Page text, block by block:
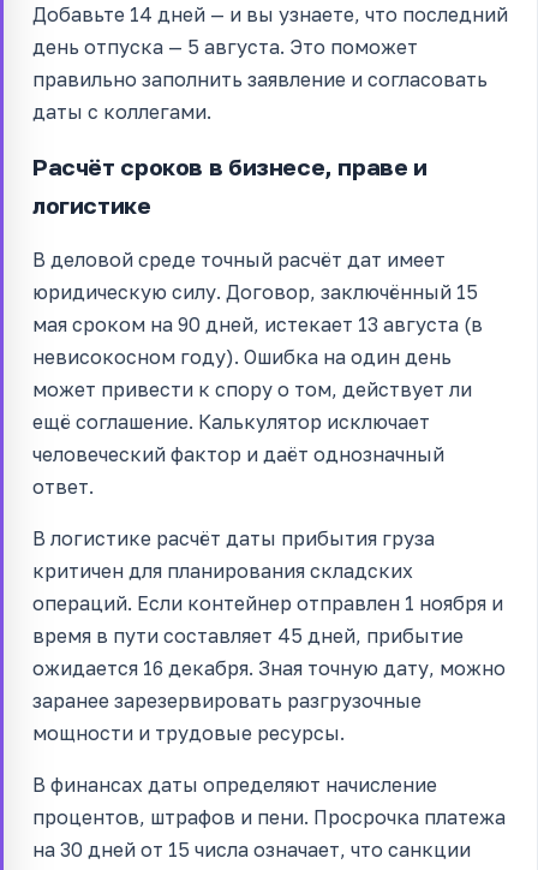
Добавьте 14 дней — и вы узнаете, что последний
день отпуска — 5 августа. Это поможет
правильно заполнить заявление и согласовать
даты с коллегами.
Расчёт сроков в бизнесе, праве и
логистике
В деловой среде точный расчёт дат имеет
юридическую силу. Договор, заключённый 15
мая сроком на 90 дней, истекает 13 августа (в
невисокосном году). Ошибка на один день
может привести к спору о том, действует ли
ещё соглашение. Калькулятор исключает
человеческий фактор и даёт однозначный
ответ.
В логистике расчёт даты прибытия груза
критичен для планирования складских
операций. Если контейнер отправлен 1 ноября и
время в пути составляет 45 дней, прибытие
ожидается 16 декабря. Зная точную дату, можно
заранее зарезервировать разгрузочные
мощности и трудовые ресурсы.
В финансах даты определяют начисление
процентов, штрафов и пени. Просрочка платежа
на 30 дней от 15 числа означает, что санкции